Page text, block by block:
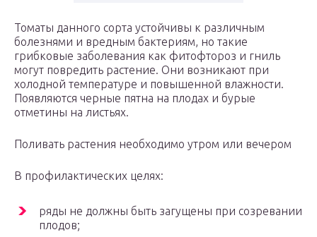
Томаты данного сорта устойчивы к различным
болезнями и вредным бактериям, но такие
грибковые заболевания как фитофтороз и гниль
могут повредить растение. Они возникают при
холодной температуре и повышенной влажности.
Появляются черные пятна на плодах и бурые
отметины на листьях.
Поливать растения необходимо утром или вечером
В профилактических целях:
ряды не должны быть загущены при созревании
плодов;